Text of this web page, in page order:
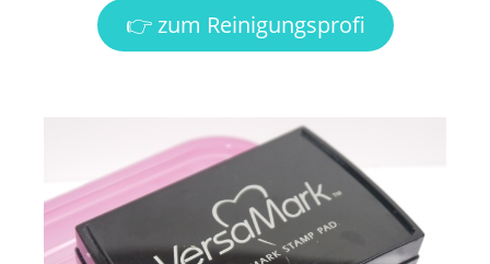
👉 zum Reinigungsprofi